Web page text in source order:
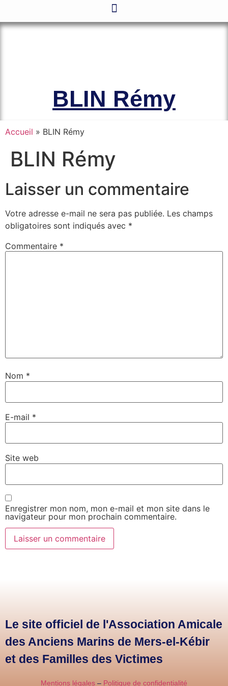
BLIN Rémy
Accueil » BLIN Rémy
BLIN Rémy
Laisser un commentaire
Votre adresse e-mail ne sera pas publiée. Les champs
obligatoires sont indiqués avec *
Commentaire *
Nom *
E-mail *
Site web
Enregistrer mon nom, mon e-mail et mon site dans le
navigateur pour mon prochain commentaire.
Le site officiel de l'Association Amicale
des Anciens Marins de Mers-el-Kébir
et des Familles des Victimes
Mentions légales – Politique de confidentialité